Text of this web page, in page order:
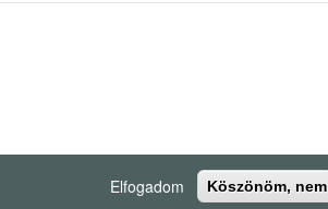
Elfogadom Köszönöm, nem